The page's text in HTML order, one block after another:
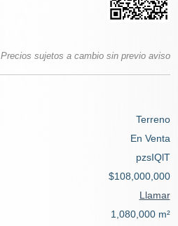
Precios sujetos a cambio sin previo aviso
Terreno
En Venta
pzsIQlT
$108,000,000
Llamar
1,080,000 m²